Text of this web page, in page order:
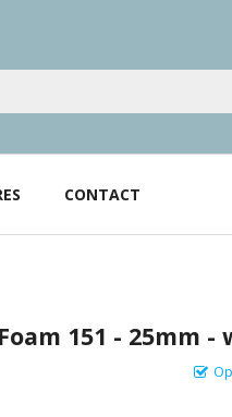
CONTACT
151 - 25mm -